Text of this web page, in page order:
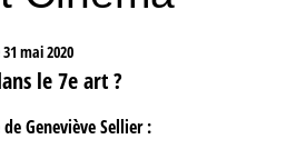
mai 2020
le 7e art ?
Geneviève Sellier :